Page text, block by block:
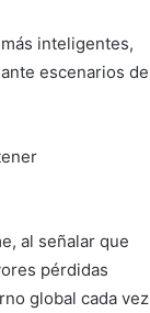
inteligentes,
escenarios de
al señalar que
pérdidas
global cada vez